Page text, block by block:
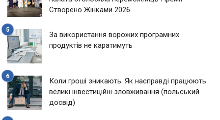
Створено Жінками 2026
За використання ворожих програмних
продуктів не каратимуть
Коли гроші зникають. Як насправді працюють
великі інвестиційні зловживання (польський
досвід)